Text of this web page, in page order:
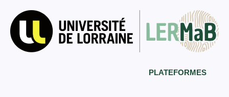
PLATEFORMES